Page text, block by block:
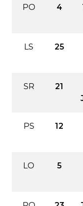
PO 4
LS 25
SR 21
PS 12
LO 5